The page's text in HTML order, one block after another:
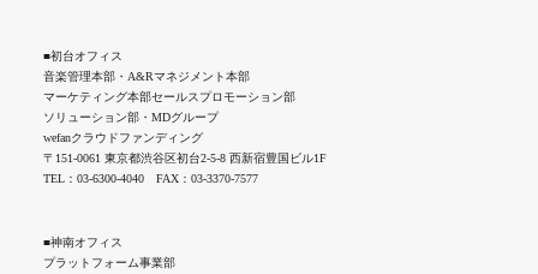
■初台オフィス
音楽管理本部・A&Rマネジメント本部
マーケティング本部セールスプロモーション部
ソリューション部・MDグループ
wefanクラウドファンディング
〒151-0061 東京都渋谷区初台2-5-8 西新宿豊国ビル1F
TEL：03-6300-4040 FAX：03-3370-7577
■神南オフィス
プラットフォーム事業部